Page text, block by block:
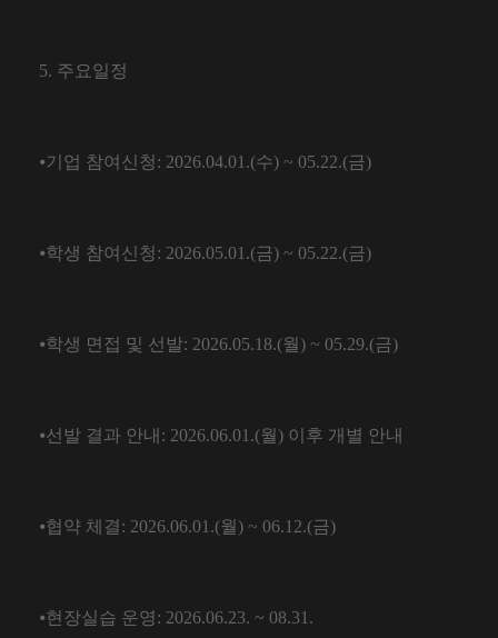
5. 주요일정
⦁기업 참여신청: 2026.04.01.(수) ~ 05.22.(금)
⦁학생 참여신청: 2026.05.01.(금) ~ 05.22.(금)
⦁학생 면접 및 선발: 2026.05.18.(월 ) ~ 05.29.(금)
⦁선발 결과 안내 : 2026.06.01.(월 ) 이후 개별 안내
⦁협약 체결 : 2026.06.01.(월 ) ~ 06.12.(금)
⦁현장실습 운영: 2026.06.23. ~ 08.31.